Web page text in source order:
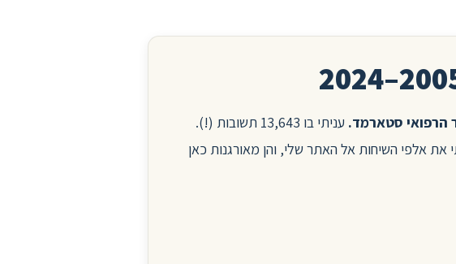
עניתי בו 13,643 תשובות (!).
את אלפי השיחות אל האתר שלי, והן מאורגנות כאן